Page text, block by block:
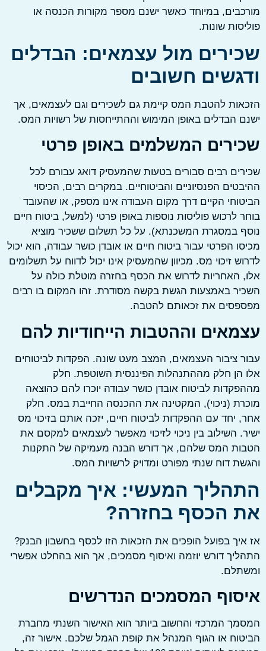
במיוחד כאשר ישנם מספר מקורות הכנסה או
שונות.
מול עצמאים: הבדלים
חשובים
להטבת המס קיימת גם לשכירים וגם לעצמאים, אך
הבדלים באופן המימוש וההתייחסות של רשויות המס.
המשלמים באופן פרטי
רבים סבורים בטעות שהמעסיק דואג עבורם לכל
הפנסיוניים והביטוחיים. במקרים רבים, הכיסוי
הקיים דרך מקום העבודה אינו מספק, או שהעובד
לרכוש פוליסות נוספות באופן פרטי (למשל, ביטוח חיים
במסגרת המשכנתא). על כל תשלום ששכיר מוציא
הפרטי עבור ביטוח חיים או אובדן כושר עבודה, הוא יכול
זיכוי מס. מכיוון שהמעסיק אינו יכול לדווח על תשלומים
האחריות לדרוש את הכסף בחזרה מוטלת כולה על
באמצעות הגשת בקשה מסודרת. זהו המקום בו רבים
את זכאותם להטבה.
וההטבות הייחודיות להם
ציבור העצמאים, המצב מעט שונה. הפקדות לביטוחים
הן חלק מההתנהלות הפיננסית השוטפת. חלק
לביטוח אובדן כושר עבודה יוכרו להם כהוצאה
(ניכוי), המקטינה את ההכנסה החייבת במס. חלק
יחד עם ההפקדות לביטוח חיים, יזכה אותם בזיכוי מס
השילוב בין ניכוי לזיכוי מאפשר לעצמאים למקסם את
המס שלהם, אך דורש הבנה מעמיקה של התקנות
דוח שנתי מפורט ומדויק לרשויות המס.
המעשי: איך מקבלים
הכסף בחזרה?
בפועל הופכים את הזכאות הזו לכסף בחשבון הבנק?
דורש יוזמה ואיסוף מסמכים, אך הוא בהחלט אפשרי
המסמכים הנדרשים
המרכזי והחשוב ביותר הוא האישור השנתי מחברת
או הגוף המנהל את קופת הגמל שלכם. אישור זה,